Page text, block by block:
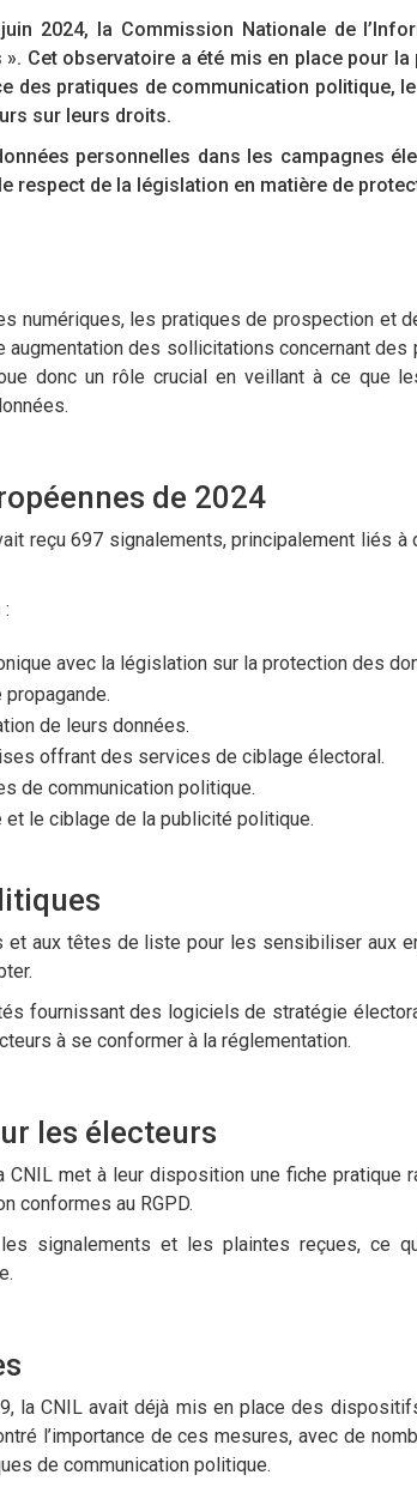
2024, la Commission Nationale de
Cet observatoire a été mis en place pour
des pratiques de communication politique,
sur leurs droits.
personnelles dans les campagnes
respect de la législation en matière de
numériques, les pratiques de prospection et
des sollicitations concernant des
donc un rôle crucial en veillant à ce que
de 2024
reçu 697 signalements, principalement liés
avec la législation sur la protection des
de leurs données.
offrant des services de ciblage électoral.
de communication politique.
et le ciblage de la publicité politique.
et aux têtes de liste pour les sensibiliser aux
fournissant des logiciels de stratégie
à se conformer à la réglementation.
les électeurs
met à leur disposition une fiche pratique
conformes au RGPD.
signalements et les plaintes reçues, ce
la CNIL avait déjà mis en place des
l’importance de ces mesures, avec de
de communication politique.